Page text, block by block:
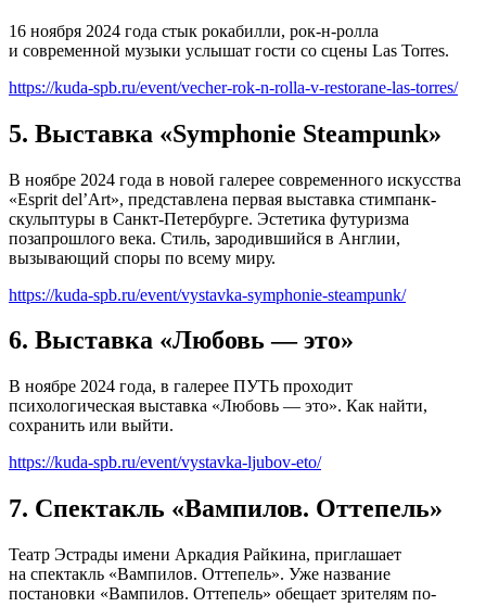
16 ноября 2024 года стык рокабилли, рок-н-ролла
и современной музыки услышат гости со сцены Las Torres.
https://kuda-spb.ru/event/vecher-rok-n-rolla-v-restorane-las-torres/
5. Выставка «Symphonie Steampunk»
В ноябре 2024 года в новой галерее современного искусства
«Esprit del’Art», представлена первая выставка стимпанк-
скульптуры в Санкт-Петербурге. Эстетика футуризма
позапрошлого века. Стиль, зародившийся в Англии,
вызывающий споры по всему миру.
https://kuda-spb.ru/event/vystavka-symphonie-steampunk/
6. Выставка «Любовь — это»
В ноябре 2024 года, в галерее ПУТЬ проходит
психологическая выставка «Любовь — это». Как найти,
сохранить или выйти.
https://kuda-spb.ru/event/vystavka-ljubov-eto/
7. Спектакль «Вампилов. Оттепель»
Театр Эстрады имени Аркадия Райкина, приглашает
на спектакль «Вампилов. Оттепель». Уже название
постановки «Вампилов. Оттепель» обещает зрителям по-